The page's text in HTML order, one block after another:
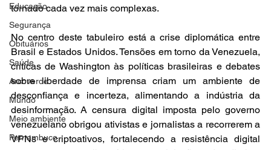
Educação
Segurança
Obituários
Saúde
Arcoverde
Mundo
Meio ambiente
Pernambuco
tornado cada vez mais complexas.
No centro deste tabuleiro está a crise diplomática entre
Brasil e Estados Unidos. Tensões em torno da Venezuela,
críticas de Washington às políticas brasileiras e debates
sobre liberdade de imprensa criam um ambiente de
desconfiança e incerteza, alimentando a indústria da
desinformação. A censura digital imposta pelo governo
venezuelano obrigou ativistas e jornalistas a recorrerem a
VPNs e criptoativos, fortalecendo a resistência digital